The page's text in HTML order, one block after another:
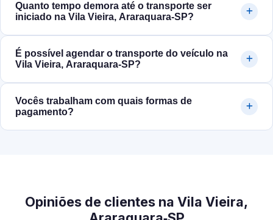
Quanto tempo demora até o transporte ser
iniciado na Vila Vieira, Araraquara‑SP?
É possível agendar o transporte do veículo na
Vila Vieira, Araraquara‑SP?
Vocês trabalham com quais formas de
pagamento?
Opiniões de clientes na Vila Vieira,